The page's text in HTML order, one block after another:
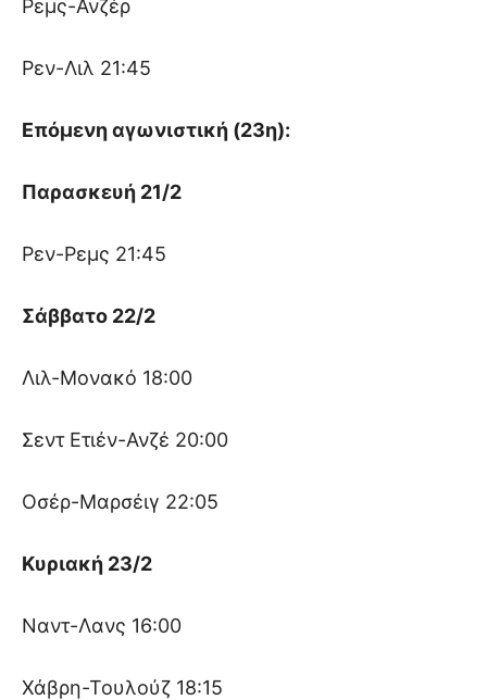
Ρεμς-Ανζέρ
Ρεν-Λιλ 21:45
Επόμενη αγωνιστική (23η):
Παρασκευή 21/2
Ρεν-Ρεμς 21:45
Σάββατο 22/2
Λιλ-Μονακό 18:00
Σεντ Ετιέν-Ανζέ 20:00
Οσέρ-Μαρσέιγ 22:05
Κυριακή 23/2
Ναντ-Λανς 16:00
Χάβρη-Τουλούζ 18:15